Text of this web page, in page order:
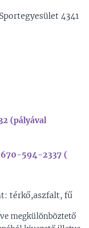
4341
(pályával
594-2337 (
térkő,aszfalt, fű
megkülönböztető